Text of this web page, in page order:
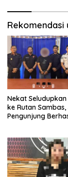
Rekomendasi
Nekat
ke Rutan
Pengunjung